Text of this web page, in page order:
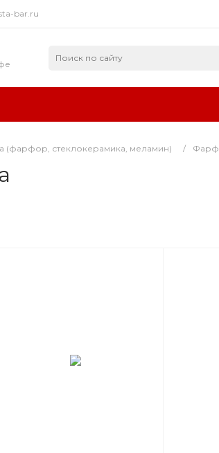
bar.ru
(фарфор, стеклокерамика, меламин) /